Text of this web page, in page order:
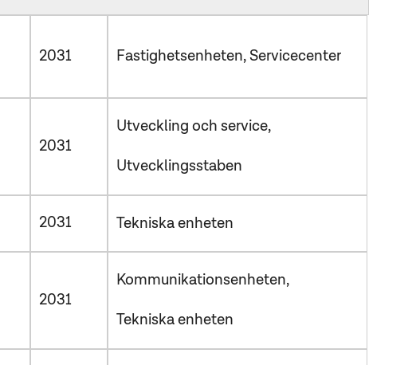
2031 Fastighetsenheten Servicecenter
2031
Utveckling och service
Utvecklingsstaben
2031 Tekniska enheten
2031
Kommunikationsenheten
Tekniska enheten